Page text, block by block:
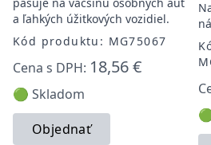
a ľahkých úžitkových vozidiel.
Kód produktu: MG75067
Cena s DPH: 18,56 €
🟢 Skladom
Objednať